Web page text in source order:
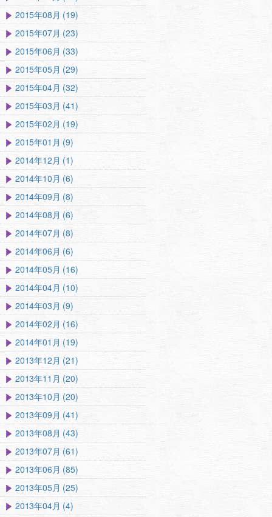
2015年08月 (19)
2015年07月 (23)
2015年06月 (33)
2015年05月 (29)
2015年04月 (32)
2015年03月 (41)
2015年02月 (19)
2015年01月 (9)
2014年12月 (1)
2014年10月 (6)
2014年09月 (8)
2014年08月 (6)
2014年07月 (8)
2014年06月 (6)
2014年05月 (16)
2014年04月 (10)
2014年03月 (9)
2014年02月 (16)
2014年01月 (19)
2013年12月 (21)
2013年11月 (20)
2013年10月 (20)
2013年09月 (41)
2013年08月 (43)
2013年07月 (61)
2013年06月 (85)
2013年05月 (25)
2013年04月 (4)